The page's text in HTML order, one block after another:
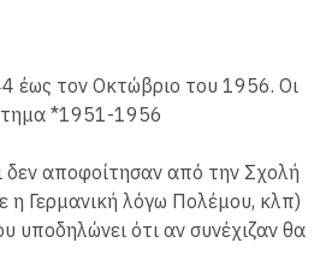
έως τον Οκτώβριο του 1956. Οι
*1951-1956
δεν αποφοίτησαν από την Σχολή
η Γερμανική λόγω Πολέμου, κλπ)
υποδηλώνει ότι αν συνέχιζαν θα